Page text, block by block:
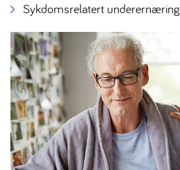
Sykdomsrelatert underernæring